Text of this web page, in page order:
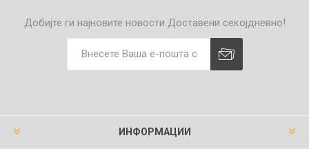
Добијте ги најновите новости Доставени секојдневно!
ИНФОРМАЦИИ